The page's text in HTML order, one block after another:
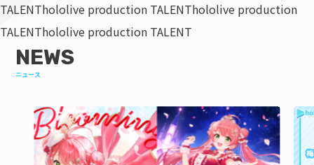
TALENThololive production TALENThololive production
TALENThololive production TALENT
NEWS
ニュース